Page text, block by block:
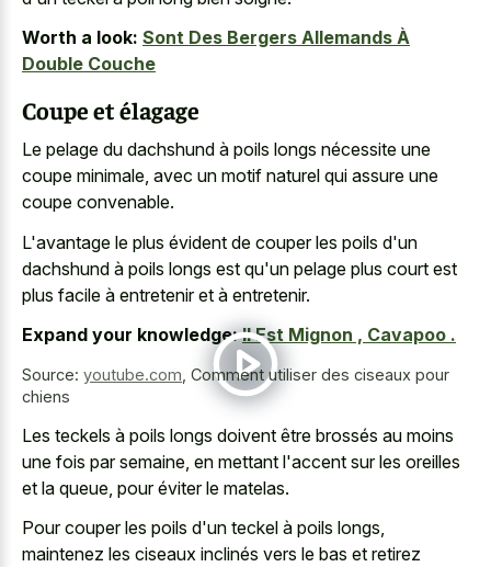
Worth a look: Sont Des Bergers Allemands À
Double Couche
Coupe et élagage
Le pelage du dachshund à poils longs nécessite une
coupe minimale, avec un motif naturel qui assure une
coupe convenable.
L'avantage le plus évident de couper les poils d'un
dachshund à poils longs est qu'un pelage plus court est
plus facile à entretenir et à entretenir.
Expand your knowledge: Il Est Mignon , Cavapoo .
Source: youtube.com Comment utiliser des ciseaux pour
chiens
Les teckels à poils longs doivent être brossés au moins
une fois par semaine, en mettant l'accent sur les oreilles
et la queue, pour éviter le matelas.
Pour couper les poils d'un teckel à poils longs,
maintenez les ciseaux inclinés vers le bas et retirez